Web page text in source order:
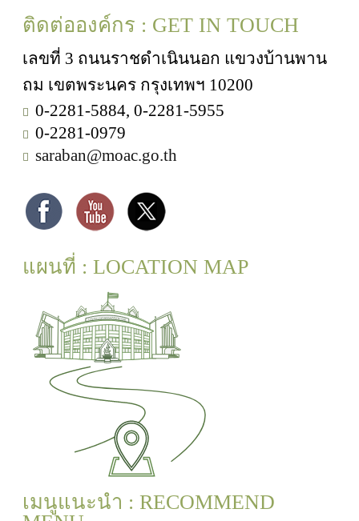
ติดต่อองค์กร : GET IN TOUCH
เลขที่ 3 ถนนราชดำเนินนอก แขวงบ้านพาน
ถม เขตพระนคร กรุงเทพฯ 10200
0-2281-5884, 0-2281-5955
0-2281-0979
saraban@moac.go.th
แผนที่ : LOCATION MAP
เมนูแนะนำ : RECOMMEND